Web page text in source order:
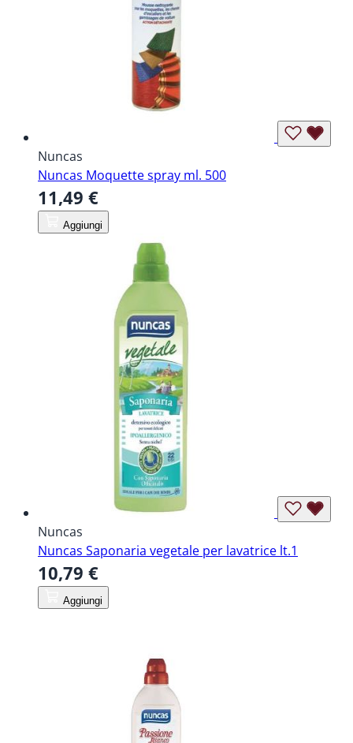
Nuncas
Nuncas Moquette spray ml. 500
11,49 €
Aggiungi
Nuncas
Nuncas Saponaria vegetale per lavatrice lt.1
10,79 €
Aggiungi